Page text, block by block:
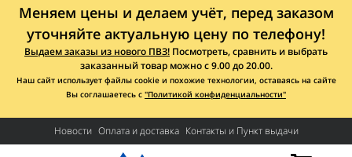
Меняем цены и делаем учёт, перед заказом
уточняйте актуальную цену по телефону!
Выдаем заказы из нового ПВЗ! Посмотреть, сравнить и выбрать
заказанный товар можно с 9.00 до 20.00.
Наш сайт использует файлы cookie и похожие технологии, оставаясь на сайте
Вы соглашаетесь с "Политикой конфиденциальности"
Новости Оплата и доставка Контакты и Пункт выдачи